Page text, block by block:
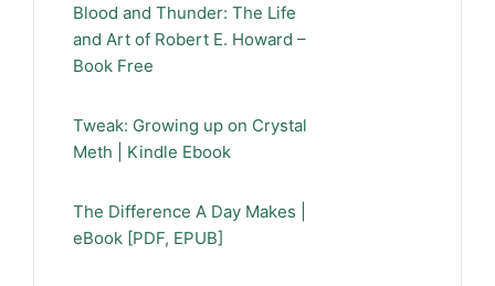
Blood and Thunder: The Life
and Art of Robert E. Howard –
Book Free
Tweak: Growing up on Crystal
Meth | Kindle Ebook
The Difference A Day Makes |
eBook [PDF, EPUB]